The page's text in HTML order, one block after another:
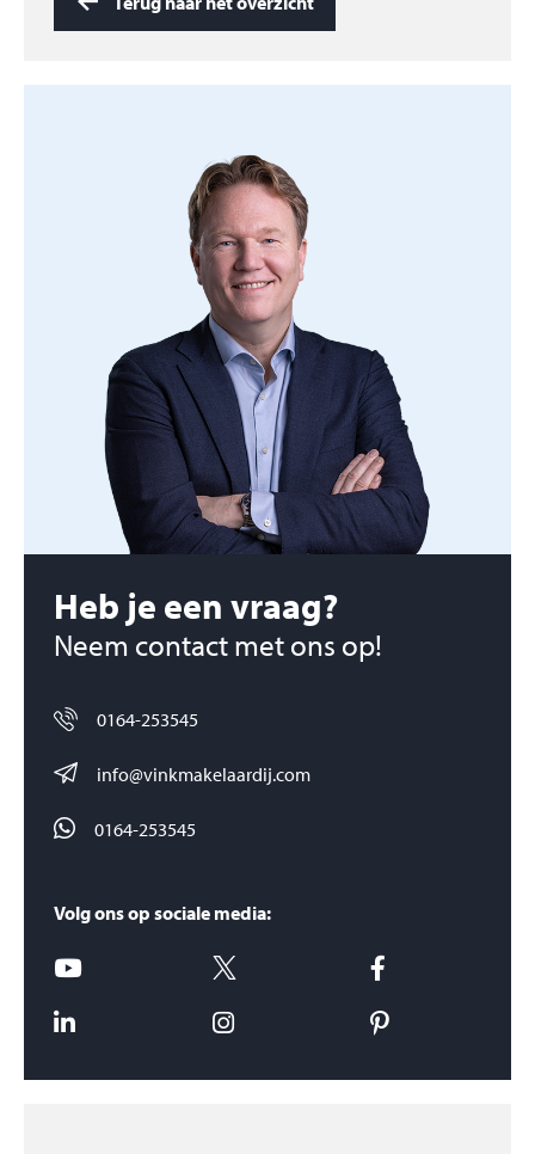
huis verkopen? Dan helpen wij je graag. Maak dan
Heb je een vraag?
Neem contact met ons op!
0164-253545
info@vinkmakelaardij.com
0164-253545
Volg ons op sociale media: